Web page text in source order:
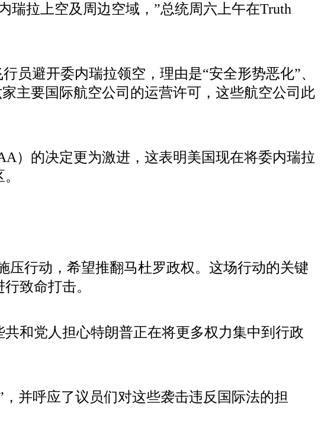
瑞拉上空及周边空域，”总统周六上午在Truth
员避开委内瑞拉领空，理由是“安全形势恶化”、
主要国际航空公司的运营许可，这些航空公司此
）的决定更为激进，这表明美国现在将委内瑞拉
压行动，希望推翻马杜罗政权。这场行动的关键
致命打击。
和党人担心特朗普正在将更多权力集中到行政
并呼应了议员们对这些袭击违反国际法的担